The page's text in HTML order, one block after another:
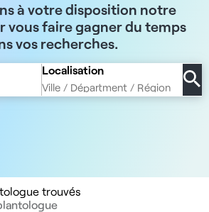
à votre disposition notre
vous faire gagner du temps
vos recherches.
Localisation
trouvés